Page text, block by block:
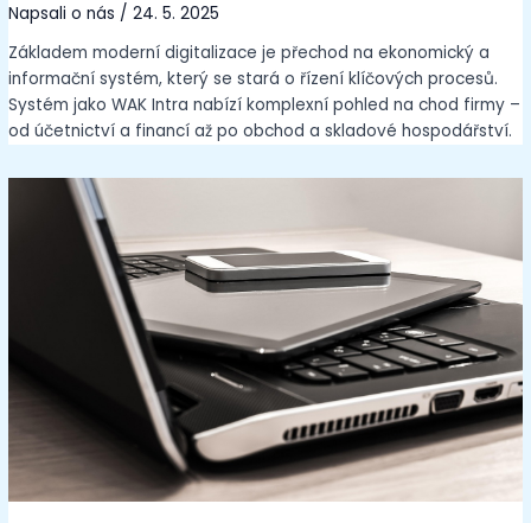
Napsali o nás /24. 5. 2025
Základem moderní digitalizace je přechod na ekonomický a
informační systém, který se stará o řízení klíčových procesů.
Systém jako WAK Intra nabízí komplexní pohled na chod firmy –
od účetnictví a financí až po obchod a skladové hospodářství.